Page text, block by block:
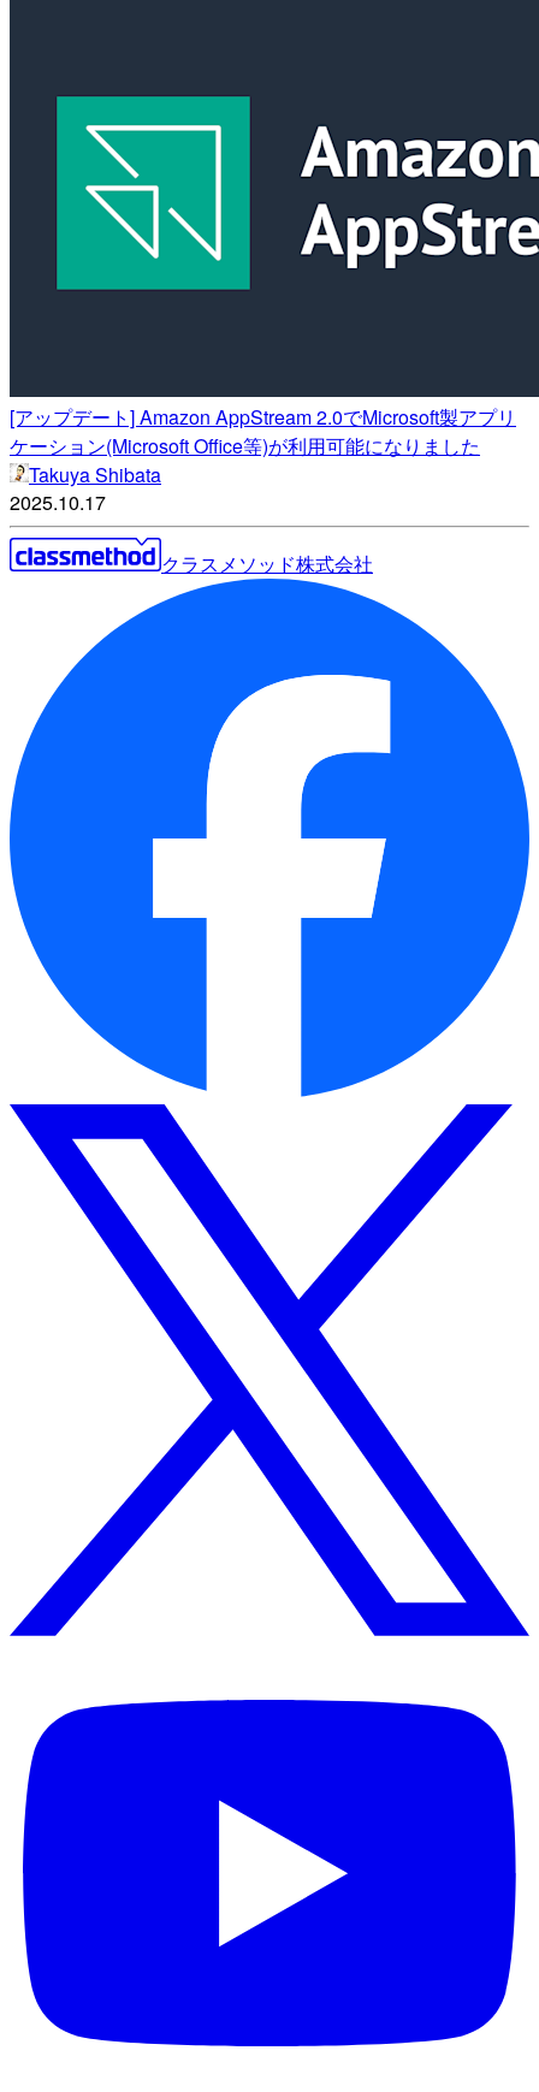
[アップデート] Amazon AppStream 2.0でMicrosoft製アプリ
ケーション(Microsoft Office等)が利用可能になりました
Takuya Shibata
2025.10.17
クラスメソッド株式会社